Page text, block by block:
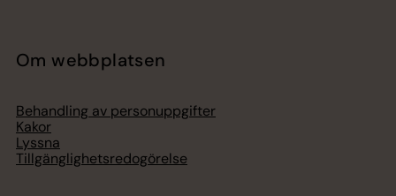
Om webbplatsen
Behandling av personuppgifter
Kakor
Lyssna
Tillgänglighetsredogörelse